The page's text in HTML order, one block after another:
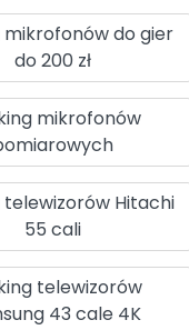
mikrofonów do gier
do 200 zł
mikrofonów
telewizorów Hitachi
55 cali
telewizorów
43 cale 4K